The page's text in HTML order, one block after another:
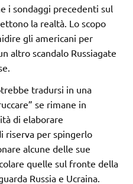
i sondaggi precedenti sul
la realtà. Lo scopo
gli americani per
altro scandalo Russiagate
tradursi in una
se rimane in
di elaborare
riserva per spingerlo
alcune delle sue
quelle sul fronte della
Russia e Ucraina.